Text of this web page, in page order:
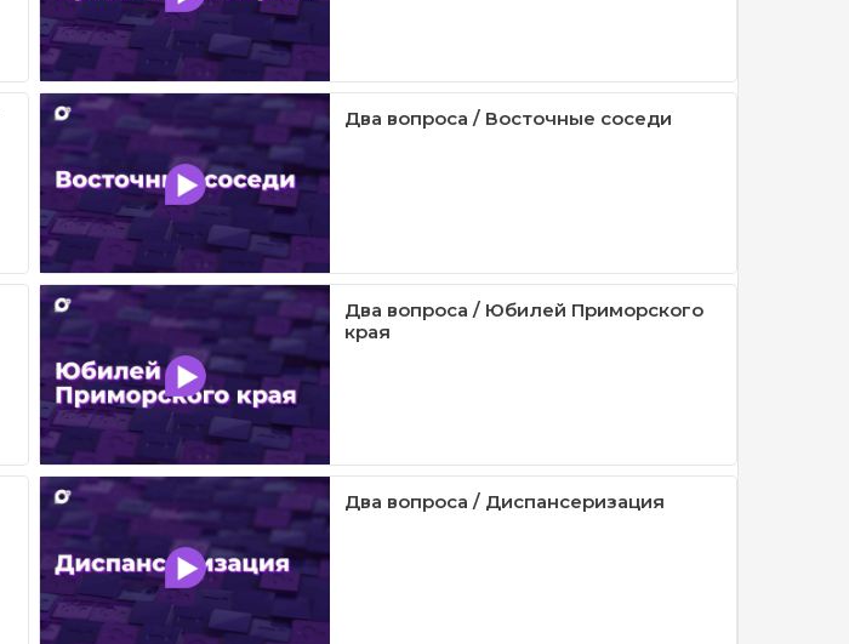
Два вопроса / Восточные соседи
Два вопроса / Юбилей Приморского
края
Два вопроса / Диспансеризация